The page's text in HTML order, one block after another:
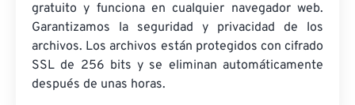
gratuito y funciona en cualquier navegador web.
Garantizamos la seguridad y privacidad de los
archivos. Los archivos están protegidos con cifrado
SSL de 256 bits y se eliminan automáticamente
después de unas horas.